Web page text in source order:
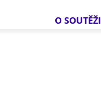
O SOUTĚŽI